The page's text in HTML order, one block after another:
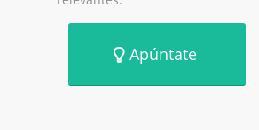
Apúntate